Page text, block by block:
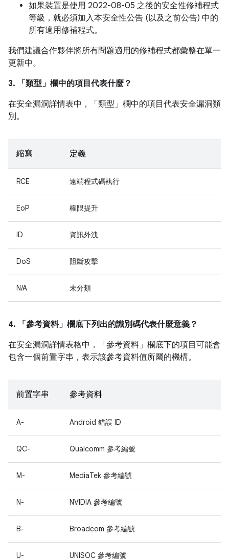
如果裝置是使用 2022-08-05 之後的安全性修補程式
等級，就必須加入本安全性公告 (以及之前公告) 中的
所有適用修補程式。
我們建議合作夥伴將所有問題適用的修補程式都彙整在單一
更新中。
3. 「類型」 欄中的項目代表什麼？
在安全漏洞詳情表中，「類型」 欄中的項目代表安全漏洞類
別。
縮寫 定義
RCE 遠端程式碼執行
EoP 權限提升
ID 資訊外洩
DoS 阻斷攻擊
N/A 未分類
4. 「參考資料」 欄底下列出的識別碼代表什麼意義？
在安全漏洞詳情表格中，「參考資料」 欄底下的項目可能會
包含一個前置字串，表示該參考資料值所屬的機構。
前置字串 參考資料
A- Android 錯誤 ID
QC- Qualcomm 參考編號
M- MediaTek 參考編號
N- NVIDIA 參考編號
B- Broadcom 參考編號
U- UNISOC 參考編號